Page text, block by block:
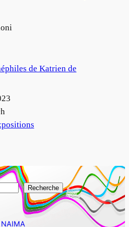
de Katrien de
Recherche